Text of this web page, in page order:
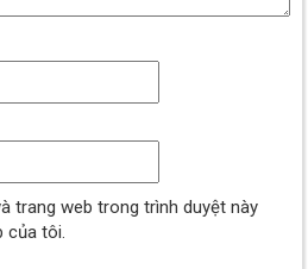
trang web trong trình duyệt này
của tôi.